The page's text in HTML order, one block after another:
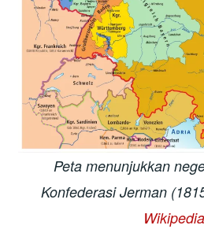
Peta menunjukkan
Konfederasi Jerman
Wikipedia